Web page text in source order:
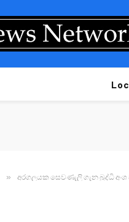
» අරගලයක සෙවණැලි ගැන බුද්ධි අංශ